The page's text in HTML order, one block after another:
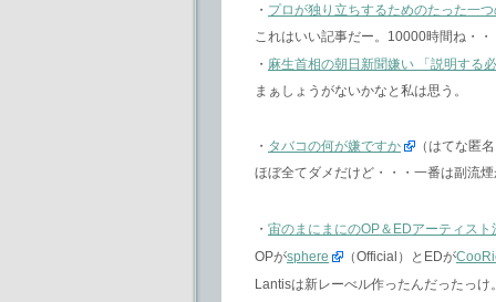
・ プロが独り立ちするためのたった一
これはいい記事だー。10000時間ね・・
・ 麻生首相の朝日新聞嫌い 「説明する
まぁしょうがないかなと私は思う。
・ タバコの何が嫌ですか
（はてな匿
ほぼ全てダメだけど・・・一番は副流
・ 宙のまにまにのOP＆EDアーティスト
OPがsphere （Official）とEDが
Lantisは新レーべル作ったんだったっけ